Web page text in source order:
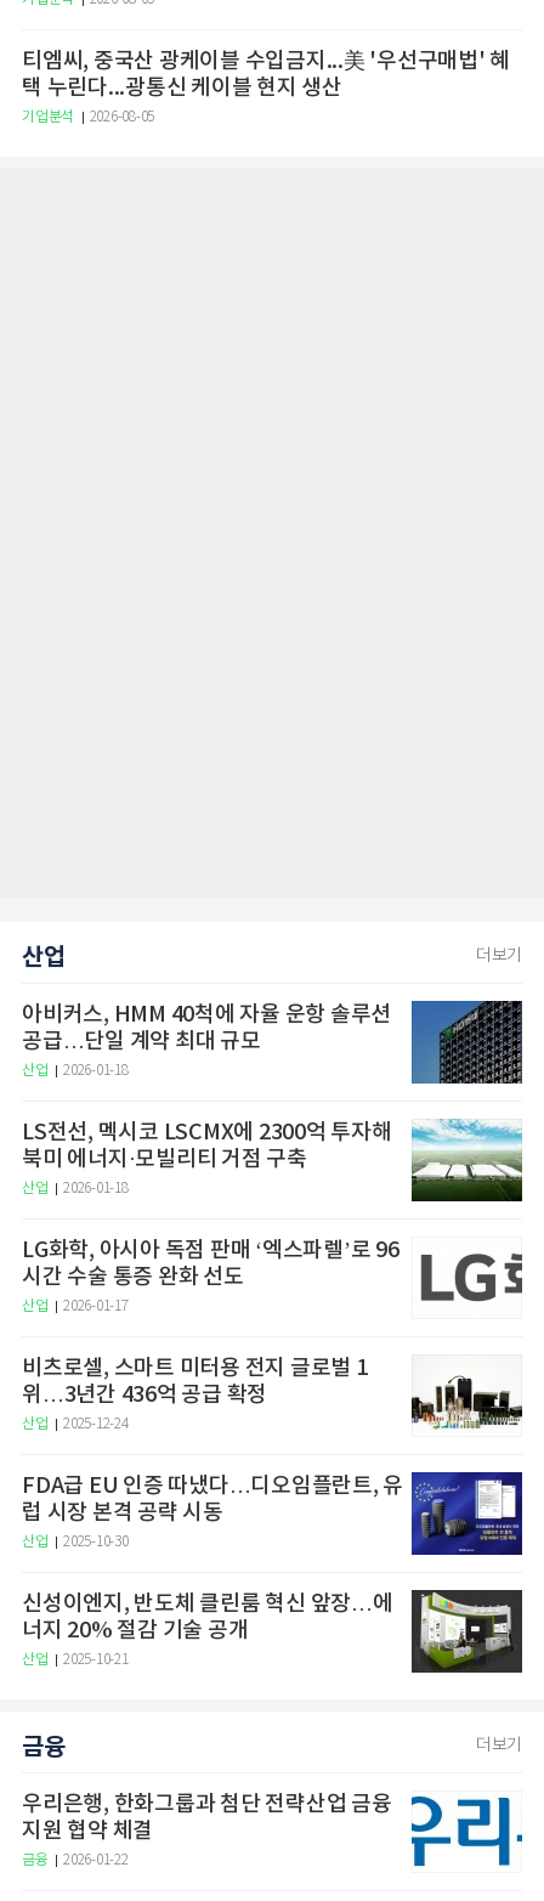
티엠씨, 중국산 광케이블 수입금지...美 '우선구매법' 혜
택 누린다...광통신 케이블 현지 생산
기업분석 2026-08-05
산업 더보기
아비커스, HMM 40척에 자율 운항 솔루션
공급…단일 계약 최대 규모
산업 2026-01-18
LS전선, 멕시코 LSCMX에 2300억 투자해
북미 에너지·모빌리티 거점 구축
산업 2026-01-18
LG화학, 아시아 독점 판매 ‘엑스파렐’로 96
시간 수술 통증 완화 선도
산업 2026-01-17
비츠로셀, 스마트 미터용 전지 글로벌 1
위…3년간 436억 공급 확정
산업 2025-12-24
FDA급 EU 인증 따냈다…디오임플란트, 유
럽 시장 본격 공략 시동
산업 2025-10-30
신성이엔지, 반도체 클린룸 혁신 앞장…에
너지 20% 절감 기술 공개
산업 2025-10-21
금융 더보기
우리은행, 한화그룹과 첨단 전략산업 금융
지원 협약 체결
금융 2026-01-22